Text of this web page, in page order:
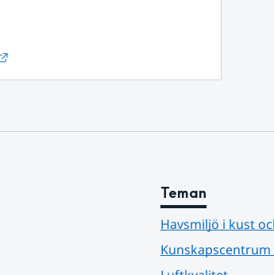
Länk till annan webbplats.
Teman
Havsmiljö i kust